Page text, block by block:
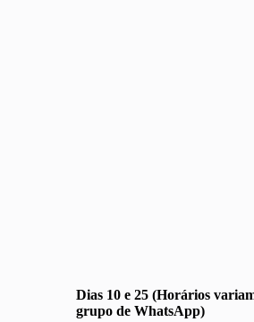
Dias 10 e 25 (Horários
grupo de WhatsApp)